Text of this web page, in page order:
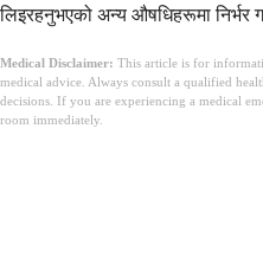
लिइरहनुभएको अन्य औषधिहरूमा निर्भर
Medical Disclaimer: This article is for
medical advice. Always consult a qualified
decisions. If you are experiencing a medical
room immediately.